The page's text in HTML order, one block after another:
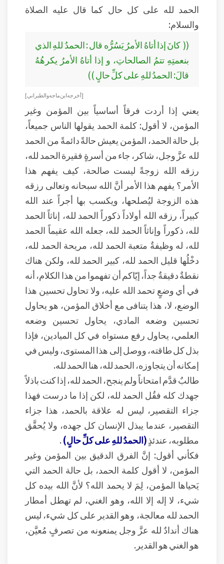
الحمد لله على كل حال كما قال عليه الصلاة
والسلام:
(( كانَ إذا أتاهُ الأمرُ يَسُرُّه قال : الحمدُ للهِ الذي
بنعمتِهِ تتمُ الصالحاتِ، و إذا أتاهُ الأمرُ يكرهُهُ
قالَ: الحمدُ للهِ على كلِّ حالٍ ))
[ أخرجه ابن ماجه والطبراني ]
يعني إذا أردت فرقاً أساسياً بين المؤمن وغير
المؤمن، لا أقول: كلمة الحمد يقولها الناس جميعاً،
بل حالة الحمد، المؤمن يعيش حالةً دائمةً من الحمد
لله عزَّ وجل، شاكر، جاء من أسرةٍ فقيرة الحمد لله،
رزقه الله زوجةً ليست صالحة، كيف يفهم هذا
الأمر؟ يفهم هذا الأمر أنَّ الله سبحانه وتعالى رزقه
هذه الزوجة ليُصلحها، ويكسب بها أجراً عند الله
كبيراً، رزقه الله أولاداً ذكوراً الحمد لله، إناثاً الحمد
لله، ذكوراً وإناثاً الحمد لله، جعله الله عقيماً الحمد
لله، له وظيفةٌ متعبة الحمد لله، مريحة الحمد لله،
دخْلُها قليل الحمد لله، كبير الحمد لله، ولكن هناك
نقطةٌ دقيقةٌ جداً، إيّاكم أن تفهموا من هذا الكلام، أنه
في أي وضعٍ تحمد الله عليه، ولا تحاول تحسين هذا
الوضع، لا، هذا يتنافى مع أخلاق المؤمن، هو يحاول
تحسين وضعه المادي، يحاول تحسين وضعه
العلمي، يحاول رفع مستواه في كل الميادين، فإذا
بذل كل طاقته، ووصل إلى هذا المستوى، وليس في
إمكانه أن يتجاوزه، الحمد لله، هنا الحمد لله.
طالبٌ قدَّم امتحاناً ولم ينجح، الحمد لله، إذا كنت باذلاً
جهدك كله فقُل الحمد لله، لكن إذا ما درست فهذا
جزاء التقصير، ليس له علاقة بالحمد، هذا جزاء
التقصير، عندما يبذل الإنسان كل جهده، ولا يُحقَّق
مطلوبه، عندئذٍ(الحمدُ للهِ على كلِّ حالٍ).
فكأني أقول: إنَّ الفرق الدقيق بين المؤمن وغير
المؤمن، لا أقول كلمة الحمد، بل حالة الحمد التي
يَحياها المؤمن، لِمَ لا يحمد الله؟ لأنَّ الله بيده كل
شيء، لا إله إلا الله، وهو الغني، لم تهطل أمطار
الحمد لله معالجة، وهو القدير على كل شيء، ليس
هناك أندادٌ لله عزَّ وجل يمنعونه من تصرفٍ مُعيَّن،
هو الغني هو القدير.